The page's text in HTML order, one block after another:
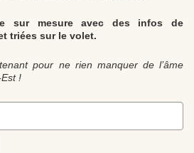
sur mesure avec des infos de
triées sur le volet.
pour ne rien manquer de l’âme
!